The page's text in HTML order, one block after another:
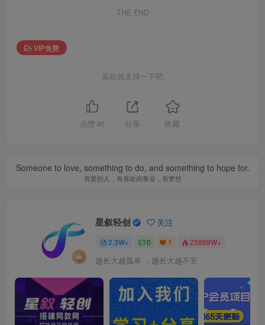
THE END
VIP免费
喜欢就支持一下吧
点赞 46 分享 收藏
Someone to love, something to do, and something to hope for.
有爱的人，有喜欢的事业，有梦想
星叙轻创 关注
2.3W+ 0 1 23889W+
越长大越孤单 ，越长大越不安